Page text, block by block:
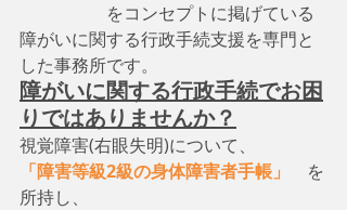
をコンセプトに掲げている
障がいに関する行政手続支援を専門と
した事務所です。
障がいに関する行政手続でお困
りではありませんか？
視覚障害(右眼失明)について、
「障害等級2級の身体障害者手帳」
を
所持し、